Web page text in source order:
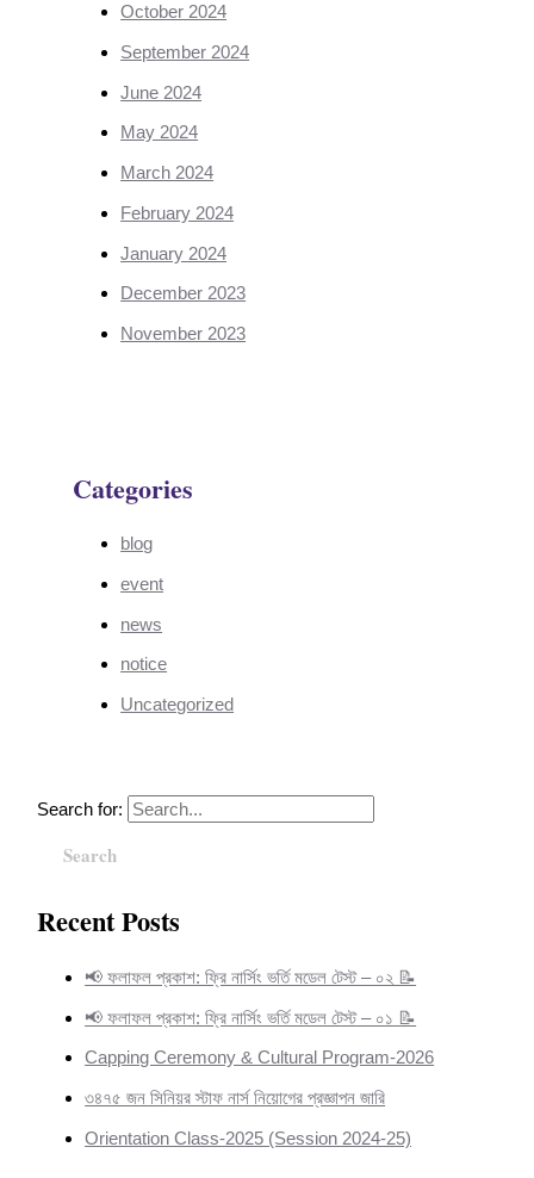
October 2024
September 2024
June 2024
May 2024
March 2024
February 2024
January 2024
December 2023
November 2023
Categories
blog
event
news
notice
Uncategorized
Search for:
Recent Posts
📢 ফলাফল প্রকাশ: ফ্রি নার্সিং ভর্তি মডেল টেস্ট – ০২ 📝
📢 ফলাফল প্রকাশ: ফ্রি নার্সিং ভর্তি মডেল টেস্ট – ০১ 📝
Capping Ceremony & Cultural Program-2026
৩৪৭৫ জন সিনিয়র স্টাফ নার্স নিয়োগের প্রজ্ঞাপন জারি
Orientation Class-2025 (Session 2024-25)